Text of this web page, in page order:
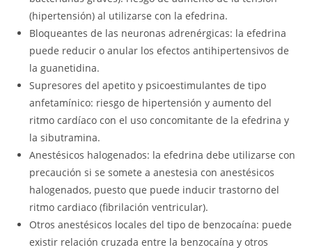
(hipertensión) al utilizarse con la efedrina.
Bloqueantes de las neuronas adrenérgicas: la efedrina
puede reducir o anular los efectos antihipertensivos de
la guanetidina.
Supresores del apetito y psicoestimulantes de tipo
anfetamínico: riesgo de hipertensión y aumento del
ritmo cardíaco con el uso concomitante de la efedrina y
la sibutramina.
Anestésicos halogenados: la efedrina debe utilizarse con
precaución si se somete a anestesia con anestésicos
halogenados, puesto que puede inducir trastorno del
ritmo cardiaco (fibrilación ventricular).
Otros anestésicos locales del tipo de benzocaína: puede
existir relación cruzada entre la benzocaína y otros